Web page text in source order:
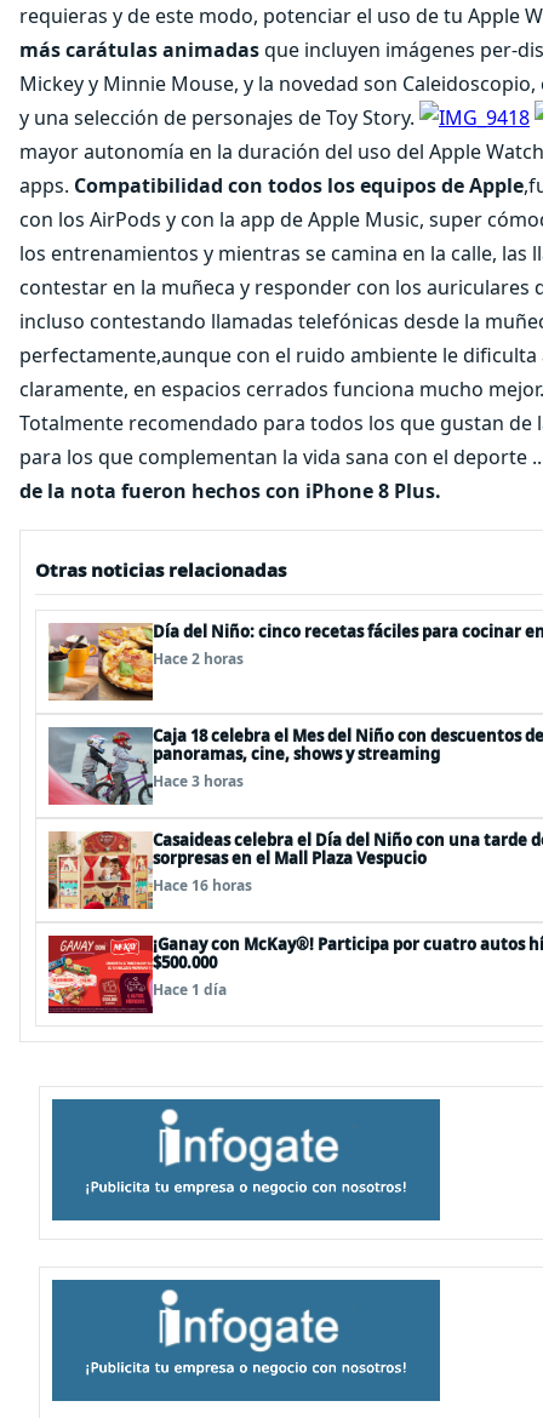
requieras y de este modo, potenciar el uso de tu Apple
más carátulas animadasque incluyen imágenes per-
Mickey y Minnie Mouse, y la novedad son
y una selección de personajes de Toy Story.
mayor autonomía en la duración del uso del Apple
apps. Compatibilidad con todos los equipos de Apple
con los AirPods y con la app de Apple Music, super
los entrenamientos y mientras se camina en la calle, las
contestar en la muñeca y responder con los auriculares
incluso contestando llamadas telefónicas desde la
perfectamente,aunque con el ruido ambiente le dificulta
claramente, en espacios cerrados funciona mucho
Totalmente recomendado para todos los que gustan de
para los que complementan la vida sana con el deporte
de la nota fueron hechos con iPhone 8 Plus.
Otras noticias relacionadas
Día del Niño: cinco recetas fáciles para cocinar
Hace 2 horas
Caja 18 celebra el Mes del Niño con descuentos
panoramas, cine, shows y streaming
Hace 3 horas
Casaideas celebra el Día del Niño con una tarde
sorpresas en el Mall Plaza Vespucio
Hace 16 horas
¡Ganay con McKay®! Participa por cuatro autos
$500.000
Hace 1 día